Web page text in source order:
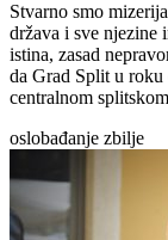
Stvarno smo
država i sve njezine
istina, zasad
da Grad Split u roku
centralnom
oslobađanje zbilje